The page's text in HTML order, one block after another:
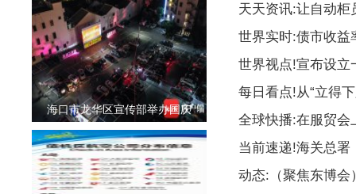
海口市龙华区宣传部举办国庆
天天资讯:让自动柜
世界实时:债市收益
世界视点!宣布设立
每日看点!从“立得
全球快播:在服贸会
当前速递!海关总署
动态:（聚焦东博会